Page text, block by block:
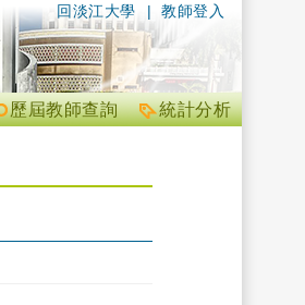
| 教師登入
回淡江大學
統計分析
歷屆教師查詢